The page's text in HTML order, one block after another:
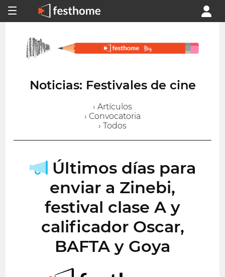
Noticias: Festivales de cine
› Artículos
› Convocatoria
› Todos
Últimos días para
enviar a Zinebi,
festival clase A y
calificador Oscar,
BAFTA y Goya